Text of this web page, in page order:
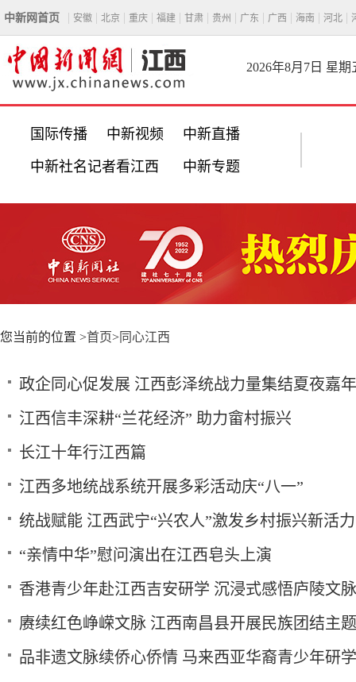
中新网首页 安徽 北京 重庆 福建 甘肃 贵州 广东 广西 海南 河北
2026年8月7日 星期
国际传播 中新视频 中新直播
中新社名记者看江西 中新专题
您当前的位置 >首页>同心江西
政企同心促发展 江西彭泽统战力量集结夏夜嘉
江西信丰深耕“兰花经济” 助力畲村振兴
长江十年行江西篇
江西多地统战系统开展多彩活动庆“八一”
统战赋能 江西武宁“兴农人”激发乡村振兴新活力
“亲情中华”慰问演出在江西皂头上演
香港青少年赴江西吉安研学 沉浸式感悟庐陵文脉
赓续红色峥嵘文脉 江西南昌县开展民族团结主
品非遗文脉续侨心侨情 马来西亚华裔青少年研